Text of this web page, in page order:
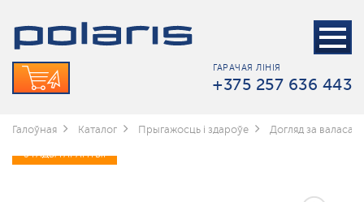
ГАРАЧАЯ ЛІНІЯ
+375 257 636 443
Галоўная Каталог Прыгажосць і здароўе Догляд за валасамі
3 ГАДЫ ГАРАНТЫІ